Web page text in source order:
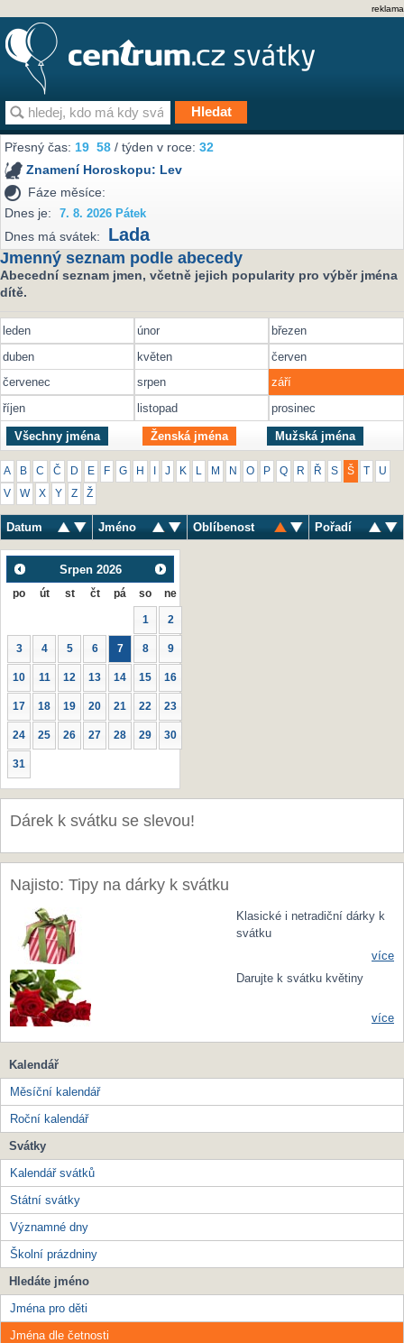
reklama
Přesný čas:19 58 / týden v roce:32
Znamení Horoskopu: Lev
Fáze měsíce:
Dnes je:
7. 8. 2026 Pátek
Dnes má svátek: Lada
Jmenný seznam podle abecedy
Abecední seznam jmen, včetně jejich popularity pro výběr jména
dítě.
leden únor
březen
duben
květen
červen
červenec
srpen
září
říjen
listopad prosinec
Všechny jména Ženská jména Mužská jména
A B C Č D E F G H J K M N O P Q R Ř S Š U
V W X Y Z Ž
Datum Jméno Oblíbenost Pořadí
Srpen 2026
po út st čt pá so ne
1 2
3 4 5 6 7 8 9
10 11 12 13 14 15 16
17 18 19 20 21 22 23
24 25 26 27 28 29 30
31
Dárek k svátku se slevou!
Najisto: Tipy na dárky k svátku
Klasické i netradiční dárky k
svátku
více
Darujte k svátku květiny
více
Kalendář
Měsíční kalendář
Roční kalendář
Svátky
Kalendář svátků
Státní svátky
Významné dny
Školní prázdniny
Hledáte jméno
Jména pro děti
Jména dle četnosti